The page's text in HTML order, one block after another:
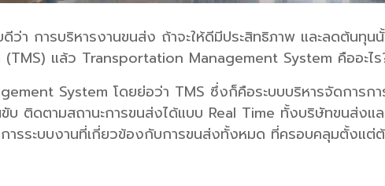
ว่า การบริหารงานขนส่ง ถ้าจะให้ดีมีประสิทธิภาพ และลดต้น
แล้ว Transportation Management System คืออะไร
System โดยย่อว่า TMS ซึ่งก็คือระบบบริหารจัดการก
ขับ ติดตามสถานะการขนส่งได้แบบ Real Time ทั้งบริษัทขนส่ง
การระบบงานที่เกี่ยวข้องกับการขนส่งทั้งหมด ที่ครอบคลุมตั้งแ